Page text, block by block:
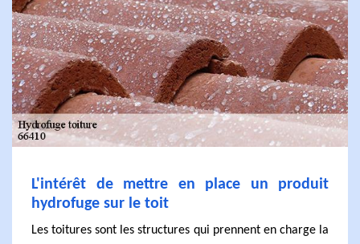
L'intérêt de mettre en place un produit
hydrofuge sur le toit
Les toitures sont les structures qui prennent en charge la